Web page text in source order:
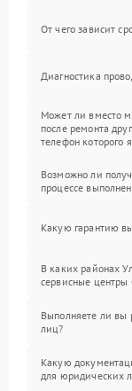
От чего зависит
Диагностика
Может ли вместо
после ремонта
телефон которого
Возможно ли
процессе
Какую гарантию
В каких районах
сервисные центры
Выполняете ли вы
лиц?
Какую
для юридических